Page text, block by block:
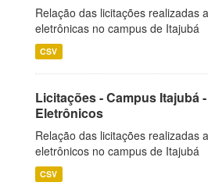
Relação das licitações realizadas
eletrônicas no campus de Itajubá
CSV
Licitações - Campus Itajubá
Eletrônicos
Relação das licitações realizadas
eletrônicos no campus de Itajubá
CSV